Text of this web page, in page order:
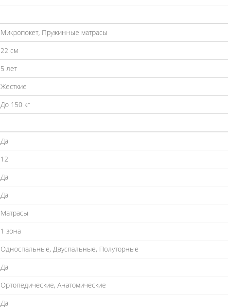
Микропокет, Пружинные матрасы
22 см
5 лет
Жесткие
До 150 кг
Да
12
Да
Да
Матрасы
1 зона
Односпальные, Двуспальные, Полуторные
Да
Ортопедические, Анатомические
Да